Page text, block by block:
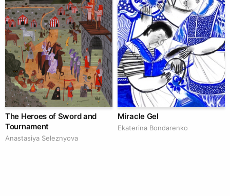
The Heroes of Sword and
Tournament
Anastasiya Seleznyova
Miracle Gel
Ekaterina Bondarenko